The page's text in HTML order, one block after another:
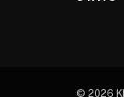
© 2026